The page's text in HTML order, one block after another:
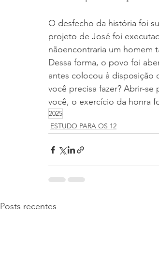
O desfecho da história foi
projeto de José foi
nãoencontraria um homem
Dessa forma, o povo foi
antes colocou à disposição
você precisa fazer? Abrir-
você, o exercício da honra
2025
ESTUDO PARA OS 12
Posts recentes